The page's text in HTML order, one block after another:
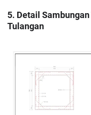
5. Detail
Tulangan